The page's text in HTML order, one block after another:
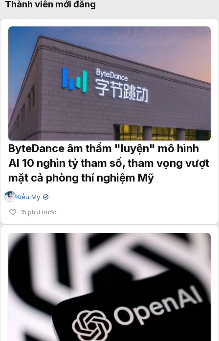
Thành viên mới đăng
ByteDance âm thầm "luyện" mô hình
AI 10 nghìn tỷ tham số, tham vọng vượt
mặt cả phòng thí nghiệm Mỹ
Kiều My ✔
15 phút trước